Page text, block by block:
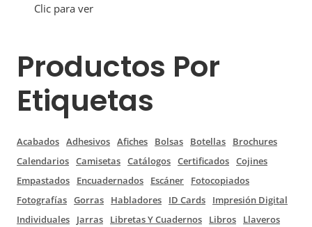
Clic para ver
Productos Por
Etiquetas
Acabados Adhesivos Afiches Bolsas Botellas
Brochures
Calendarios Camisetas Catálogos Certificados Cojines
Empastados
Encuadernados Escáner
Fotocopiados
Fotografías Gorras Habladores ID Cards
Impresión Digital
Individuales
Jarras Libretas Y Cuadernos Libros
Llaveros